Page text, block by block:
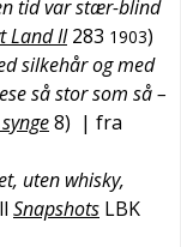
tid var stær-blind
Land II 283 1903)
silkehår og med
så stor som så –
8) | fra
uten whisky,
Snapshots LBK